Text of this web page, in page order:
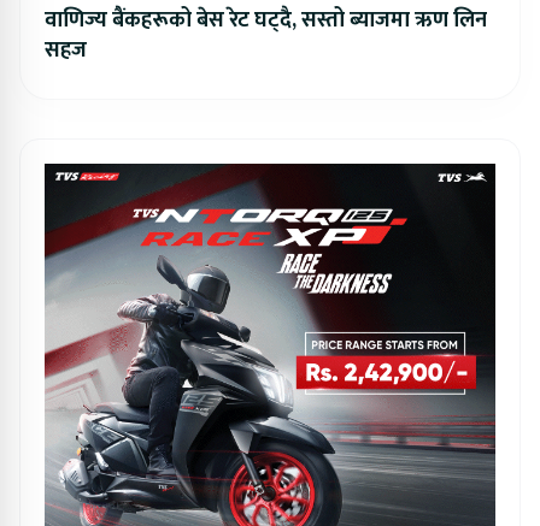
वाणिज्य बैंकहरूको बेस रेट घट्दै, सस्तो ब्याजमा ऋण लिन
सहज